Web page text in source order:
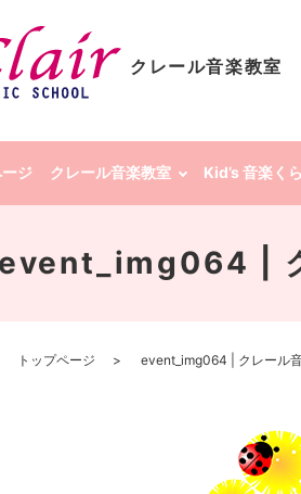
クレール音楽教室
ージ クレール音楽教室 Kid’s 音楽く
event_img064 | ク
トップページ event_img064 | クレール